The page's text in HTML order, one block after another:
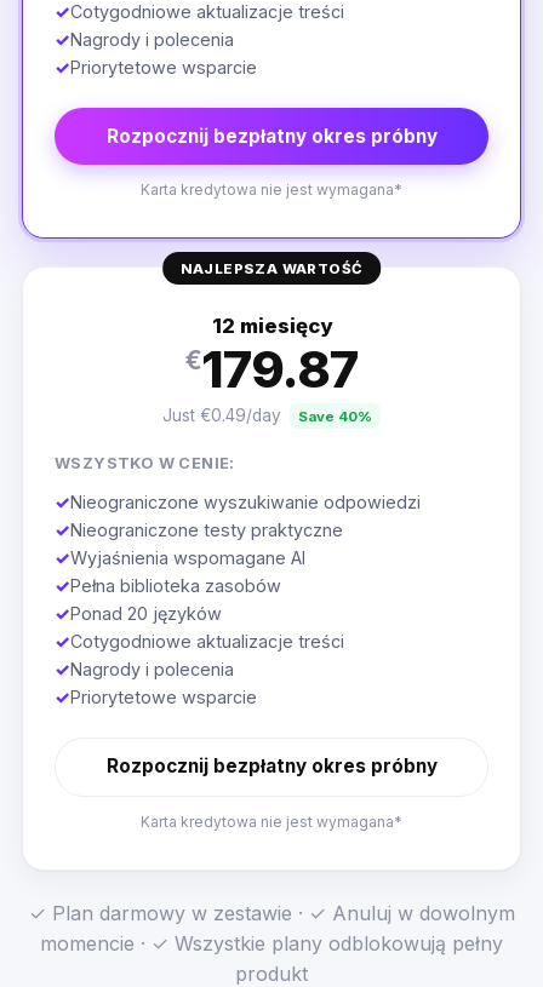
✓Cotygodniowe aktualizacje treści
✓Nagrody i polecenia
✓Priorytetowe wsparcie
Rozpocznij bezpłatny okres próbny
Karta kredytowa nie jest wymagana*
NAJLEPSZA WARTOŚĆ
12 miesięcy
€179.87
Just €0.49/day Save 40%
WSZYSTKO W CENIE:
✓Nieograniczone wyszukiwanie odpowiedzi
✓Nieograniczone testy praktyczne
✓Wyjaśnienia wspomagane AI
✓Pełna biblioteka zasobów
✓Ponad 20 języków
✓Cotygodniowe aktualizacje treści
✓Nagrody i polecenia
✓Priorytetowe wsparcie
Rozpocznij bezpłatny okres próbny
Karta kredytowa nie jest wymagana*
✓ Plan darmowy w zestawie · ✓ Anuluj w dowolnym
momencie · ✓ Wszystkie plany odblokowują pełny
produkt